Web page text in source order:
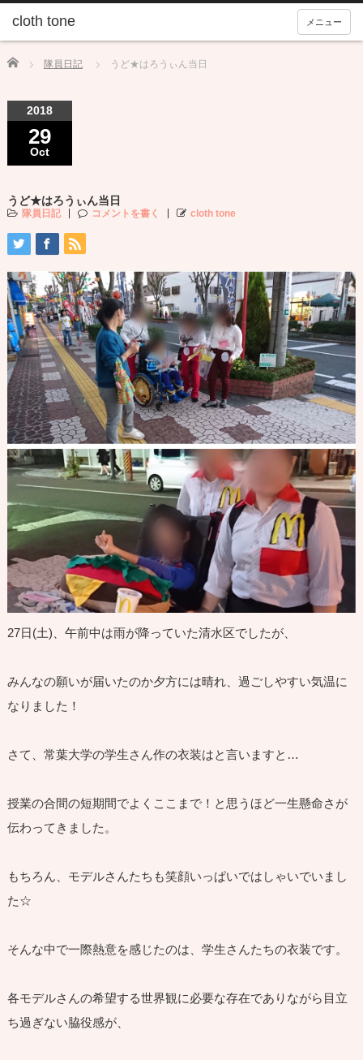
メニュー
Home 隊員日記 うど★はろうぃん当日
2018
29
Oct
うど★はろうぃん当日
隊員日記 コメントを書く cloth tone
27日(土)、午前中は雨が降っていた清水区でしたが、
みんなの願いが届いたのか夕方には晴れ、過ごしやすい気温に
なりました！
さて、常葉大学の学生さん作の衣装はと言いますと…
授業の合間の短期間でよくここまで！と思うほど一生懸命さが
伝わってきました。
もちろん、モデルさんたちも笑顔いっぱいではしゃいでいまし
た☆
そんな中で一際熱意を感じたのは、学生さんたちの衣装です。
各モデルさんの希望する世界観に必要な存在でありながら目立
ち過ぎない脇役感が、